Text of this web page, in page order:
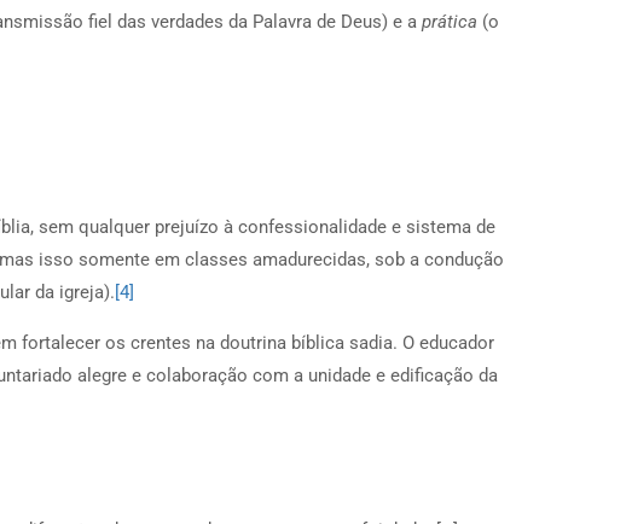
fiel das verdades da Palavra de Deus) e a prática (o
sem qualquer prejuízo à confessionalidade e sistema de
isso somente em classes amadurecidas, sob a condução
da igreja).[4]
fortalecer os crentes na doutrina bíblica sadia. O educador
alegre e colaboração com a unidade e edificação da